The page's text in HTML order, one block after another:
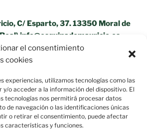
el consentimiento
cookies
experiencias, utilizamos tecnologías como las
y/o acceder a la información del dispositivo. El
tecnologías nos permitirá procesar datos
de navegación o las identificaciones únicas
o retirar el consentimiento, puede afectar
características y funciones.
C/ Esparto, 37. 13350 Moral de
info@esquinademauricio.es